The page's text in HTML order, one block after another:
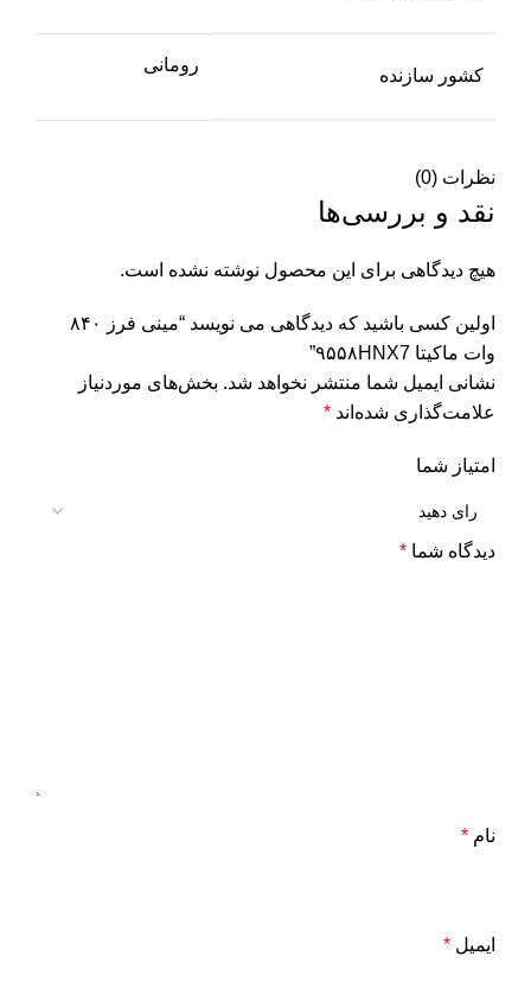
کشور سازنده
رومانی
نظرات (0)
نقد و بررسی‌ها
هیچ دیدگاهی برای این محصول نوشته نشده است.
اولین کسی باشید که دیدگاهی می نویسد “مینی فرز ۸۴۰
وات ماکیتا ۹۵۵۸HNX7”
نشانی ایمیل شما منتشر نخواهد شد. بخش‌های موردنیاز
علامت‌گذاری شده‌اند *
امتیاز شما
دیدگاه شما *
نام *
ایمیل *